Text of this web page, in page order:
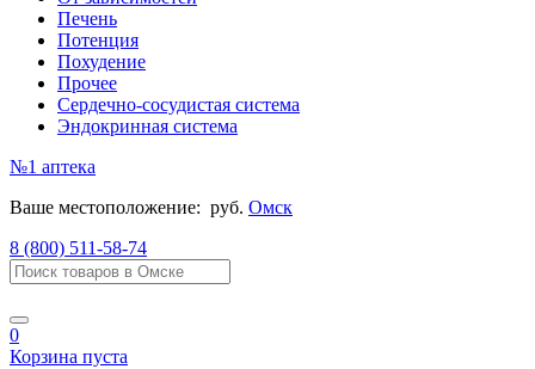
Печень
Потенция
Похудение
Прочее
Сердечно-сосудистая система
Эндокринная система
№1 аптека
Ваше местоположение: руб. Омск
8 (800) 511-58-74
0
Корзина пуста